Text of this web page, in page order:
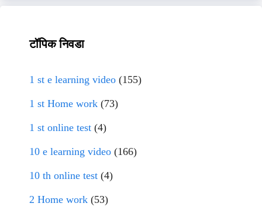
टॉपिक निवडा
1 st e learning video (155)
1 st Home work (73)
1 st online test (4)
10 e learning video (166)
10 th online test (4)
2 Home work (53)